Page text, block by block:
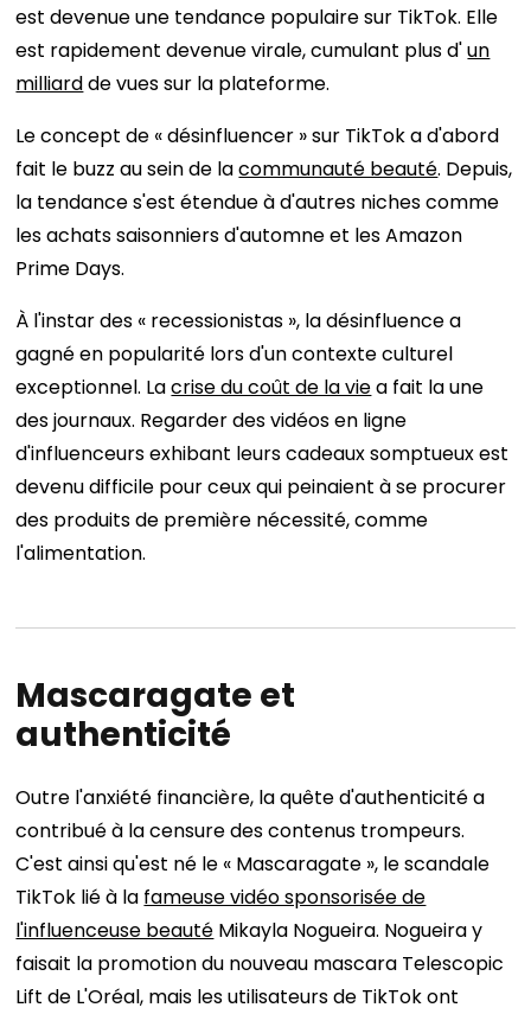
est devenue une tendance populaire sur TikTok. Elle
est rapidement devenue virale, cumulant plus d'un
milliardde vues sur la plateforme.
Le concept de « désinfluencer » sur TikTok a d'abord
fait le buzz au sein de lacommunauté beauté. Depuis,
la tendance s'est étendue à d'autres niches comme
les achats saisonniers d'automne et les Amazon
Prime Days.
À l'instar des « recessionistas », la désinfluence a
gagné en popularité lors d'un contexte culturel
exceptionnel. Lacrise du coût de la viea fait la une
des journaux. Regarder des vidéos en ligne
d'influenceurs exhibant leurs cadeaux somptueux est
devenu difficile pour ceux qui peinaient à se procurer
des produits de première nécessité, comme
l'alimentation.
Mascaragate et
authenticité
Outre l'anxiété financière, la quête d'authenticité a
contribué à la censure des contenus trompeurs.
C'est ainsi qu'est né le « Mascaragate », le scandale
TikTok lié à la fameuse vidéo sponsorisée de
l'influenceuse beauté Mikayla Nogueira. Nogueira y
faisait la promotion du nouveau mascara Telescopic
Lift de L'Oréal, mais les utilisateurs de TikTok ont ​​